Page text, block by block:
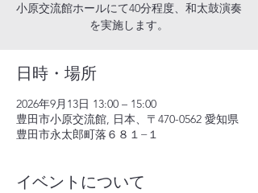
小原交流館ホールにて40分程度、和太鼓演奏
を実施します。
日時・場所
2026年9月13日 13:00 – 15:00
豊田市小原交流館, 日本、〒470-0562 愛知県
豊田市永太郎町落６８１−１
イベントについて